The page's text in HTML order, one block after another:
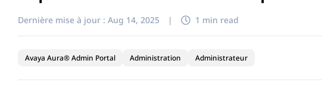
Dernière mise à jour : Aug 14, 2025 | 1 min read
Avaya Aura® Admin Portal Administration Administrateur